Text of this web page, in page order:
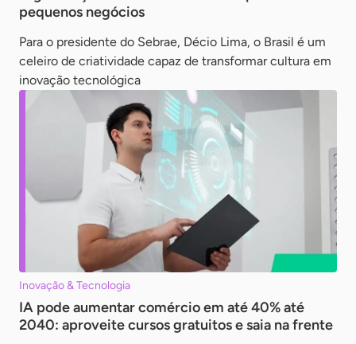
pequenos negócios
Para o presidente do Sebrae, Décio Lima, o Brasil é um
celeiro de criatividade capaz de transformar cultura em
inovação tecnológica
Inovação & Tecnologia
IA pode aumentar comércio em até 40% até
2040: aproveite cursos gratuitos e saia na frente